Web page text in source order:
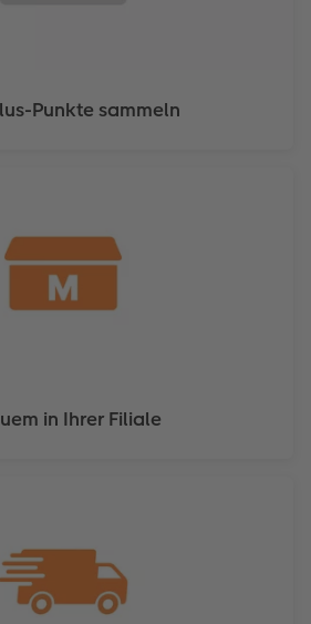
Punkte sammeln
in Ihrer Filiale